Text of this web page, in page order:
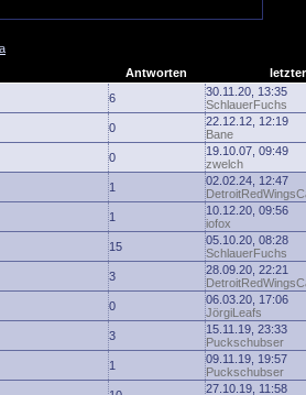
Antworten
6
30.11.20, 13:35
SchlauerFuchs
0
22.12.12, 12:19
Bane
0
19.10.07, 09:49
zwelch
1
02.02.24, 12:47
1
10.12.20, 09:56
iofox
15
05.10.20, 08:28
SchlauerFuchs
3
28.09.20, 22:21
0
06.03.20, 17:06
JörgiLeafs
3
15.11.19, 23:33
Puckschubser
1
09.11.19, 19:57
Puckschubser
27.10.19, 11:58